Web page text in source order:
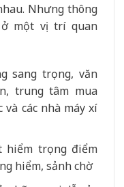
Nhưng thông
một vị trí quan
sang trọng, văn
trung tâm mua
các nhà máy xí
hiểm trọng điểm
hiểm, sảnh chờ